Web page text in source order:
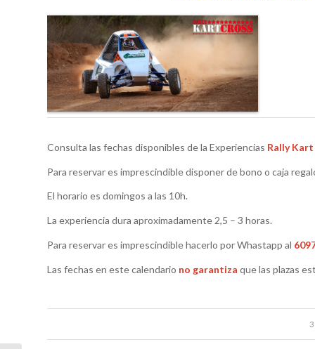
Consulta las fechas disponibles de la Experiencias Rally
Para reservar es imprescindible disponer de bono o caja
El horario es domingos a las 10h.
La experiencia dura aproximadamente 2,5 – 3 horas.
Para reservar es imprescindible hacerlo por Whastapp al
Las fechas en este calendario no garantiza que las plazas
3